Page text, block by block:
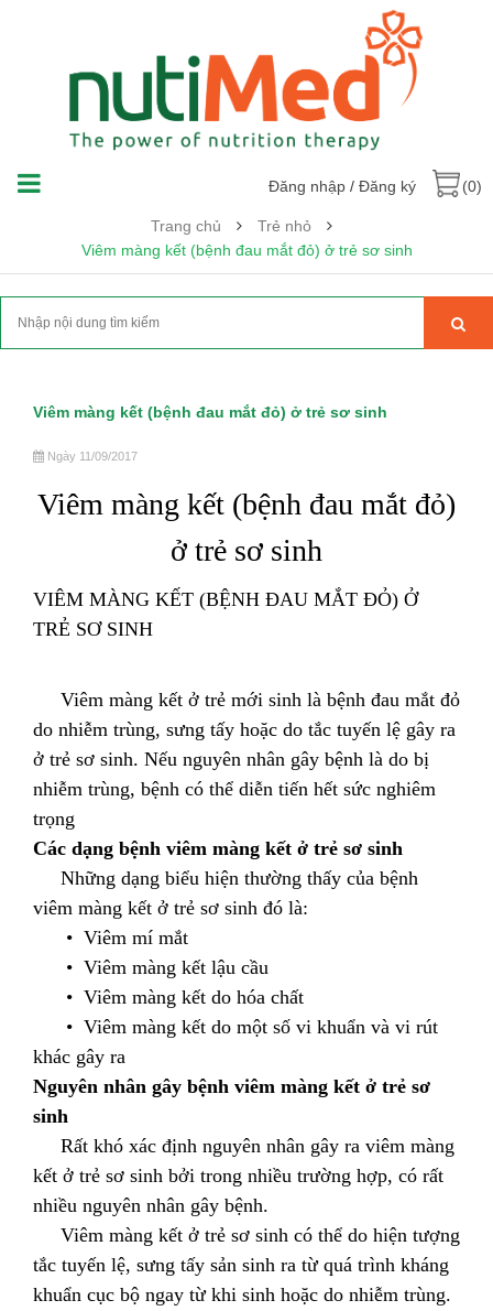
Đăng nhập / Đăng ký (0)
Trang chủ
Trẻ nhỏ
Viêm màng kết (bệnh đau mắt đỏ) ở trẻ sơ sinh
Viêm màng kết (bệnh đau mắt đỏ) ở trẻ sơ sinh
Ngày 11/09/2017
Viêm màng kết (bệnh đau mắt đỏ)
ở trẻ sơ sinh
VIÊM MÀNG KẾT (BỆNH ĐAU MẮT ĐỎ) Ở
TRẺ SƠ SINH
Viêm màng kết ở trẻ mới sinh là bệnh đau mắt đỏ
do nhiễm trùng, sưng tấy hoặc do tắc tuyến lệ gây ra
ở trẻ sơ sinh. Nếu nguyên nhân gây bệnh là do bị
nhiễm trùng, bệnh có thể diễn tiến hết sức nghiêm
trọng
Các dạng bệnh viêm màng kết ở trẻ sơ sinh
Những dạng biểu hiện thường thấy của bệnh
viêm màng kết ở trẻ sơ sinh đó là:
• Viêm mí mắt
• Viêm màng kết lậu cầu
• Viêm màng kết do hóa chất
• Viêm màng kết do một số vi khuẩn và vi rút
khác gây ra
Nguyên nhân gây bệnh viêm màng kết ở trẻ sơ
sinh
Rất khó xác định nguyên nhân gây ra viêm màng
kết ở trẻ sơ sinh bởi trong nhiều trường hợp, có rất
nhiều nguyên nhân gây bệnh.
Viêm màng kết ở trẻ sơ sinh có thể do hiện tượng
tắc tuyến lệ, sưng tấy sản sinh ra từ quá trình kháng
khuẩn cục bộ ngay từ khi sinh hoặc do nhiễm trùng.